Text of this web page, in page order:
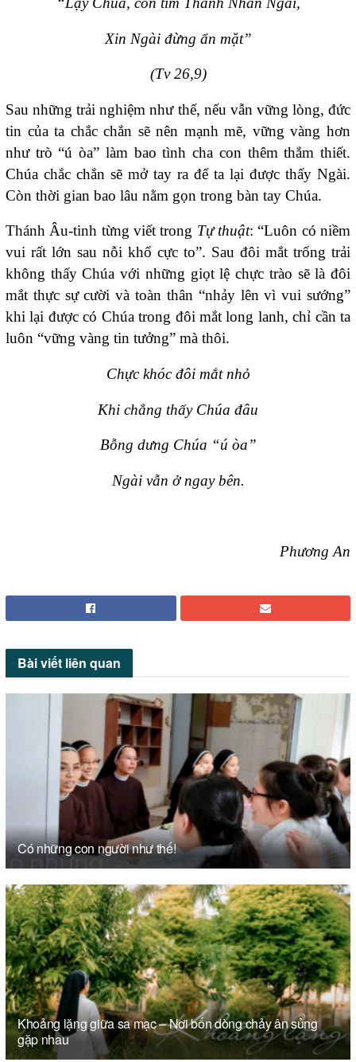
Xin Ngài đừng ẩn mặt”
(Tv 26,9)
Sau những trải nghiệm như thế, nếu vẫn vững lòng, đức
tin của ta chắc chắn sẽ nên mạnh mẽ, vững vàng hơn
như trò “ú òa” làm bao tình cha con thêm thắm thiết.
Chúa chắc chắn sẽ mở tay ra để ta lại được thấy Ngài.
Còn thời gian bao lâu nằm gọn trong bàn tay Chúa.
Thánh Âu-tinh từng viết trong Tự thuật: “Luôn có niềm
vui rất lớn sau nỗi khổ cực to”. Sau đôi mắt trống trải
không thấy Chúa với những giọt lệ chực trào sẽ là đôi
mắt thực sự cười và toàn thân “nhảy lên vì vui sướng”
khi lại được có Chúa trong đôi mắt long lanh, chỉ cần ta
luôn “vững vàng tin tưởng” mà thôi.
Chực khóc đôi mắt nhỏ
Khi chẳng thấy Chúa đâu
Bỗng dưng Chúa “ú òa”
Ngài vẫn ở ngay bên.
Phương An
Bài viết liên quan
Có những con người như thế!
Khoảng lặng giữa sa mạc – Nơi bốn dòng chảy ân sủng
gặp nhau